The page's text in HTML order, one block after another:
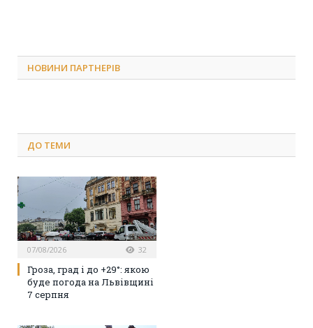
НОВИНИ ПАРТНЕРІВ
ДО ТЕМИ
07/08/2026 32
Гроза, град і до +29°: якою
буде погода на Львівщині
7 серпня